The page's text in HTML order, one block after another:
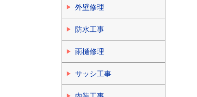
外壁修理
防水工事
雨樋修理
サッシ工事